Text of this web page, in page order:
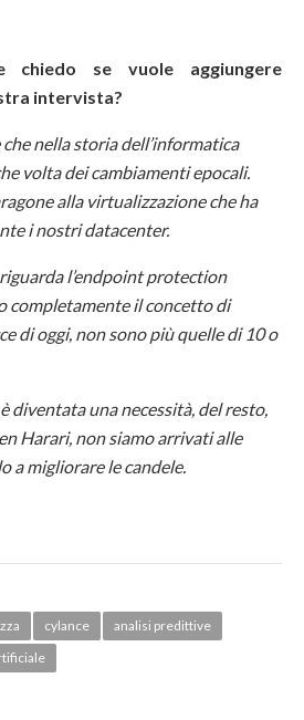
chiedo se vuole aggiungere
intervista?
nella storia dell’informatica
volta dei cambiamenti epocali.
alla virtualizzazione che ha
i nostri datacenter.
l’endpoint protection
completamente il concetto di
di oggi, non sono più quelle di 10 o
diventata una necessità, del resto,
Harari, non siamo arrivati alle
a migliorare le candele.
cylance
analisi predittive